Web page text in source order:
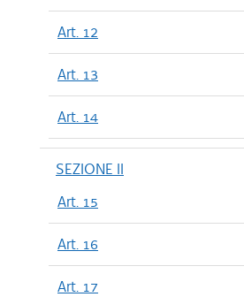
Art. 12
Art. 13
Art. 14
SEZIONE II
Art. 15
Art. 16
Art. 17